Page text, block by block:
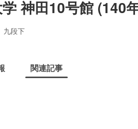
神田10号館 (140
九段下
関連記事